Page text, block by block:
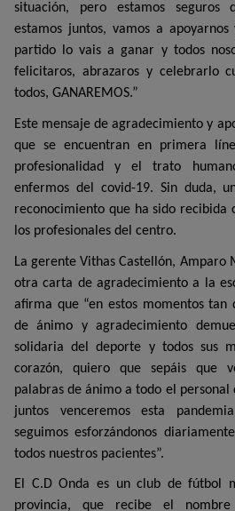
situación, pero estamos seguros
estamos juntos, vamos a
partido lo vais a ganar y todos
felicitaros, abrazaros y celebrarlo
todos, GANAREMOS.”
Este mensaje de agradecimiento y
que se encuentran en primera
profesionalidad y el trato
enfermos del covid-19. Sin duda,
reconocimiento que ha sido recibida
los profesionales del centro.
La gerente Vithas Castellón, Amparo
otra carta de agradecimiento a la
afirma que “en estos momentos tan
de ánimo y agradecimiento
solidaria del deporte y todos sus
corazón, quiero que sepáis que
palabras de ánimo a todo el personal
juntos venceremos esta
seguimos esforzándonos
todos nuestros pacientes”.
El C.D Onda es un club de fútbol
provincia, que recibe el